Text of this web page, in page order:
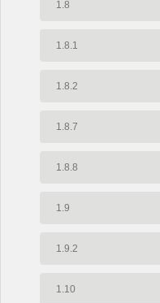
1.8
1.8.1
1.8.2
1.8.7
1.8.8
1.9
1.9.2
1.10